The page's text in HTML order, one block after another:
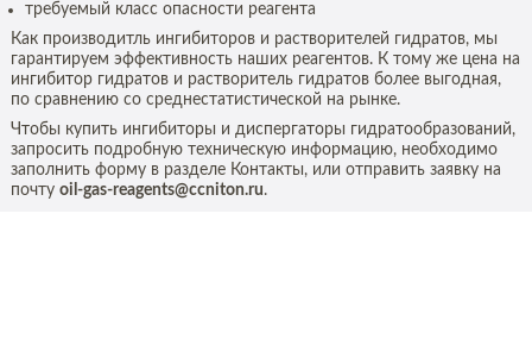
требуемый класс опасности реагента
Как производитль ингибиторов и растворителей гидратов, мы
гарантируем эффективность наших реагентов. К тому же цена на
ингибитор гидратов и растворитель гидратов более выгодная,
по сравнению со среднестатистической на рынке.
Чтобы купить ингибиторы и диспергаторы гидратообразований,
запросить подробную техническую информацию, необходимо
заполнить форму в разделе Контакты, или отправить заявку на
почту oil-gas-reagents@ccniton.ru.